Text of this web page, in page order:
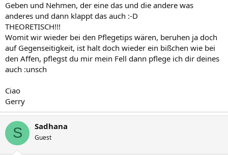
Geben und Nehmen, der eine das und die andere was
anderes und dann klappt das auch :-D
THEORETISCH!!!
Womit wir wieder bei den Pflegetips wären, beruhen ja doch
auf Gegenseitigkeit, ist halt doch wieder ein bißchen wie bei
den Affen, pflegst du mir mein Fell dann pflege ich dir deines
auch :unsch
Ciao
Gerry
S Sadhana
Guest